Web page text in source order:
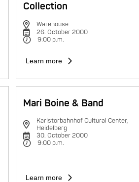
Collection
Warehouse
26. October 2000
9:00 p.m.
Learn more
Mari Boine & Band
Karlstorbahnhof Cultural Center,
Heidelberg
30. October 2000
9:00 p.m.
Learn more